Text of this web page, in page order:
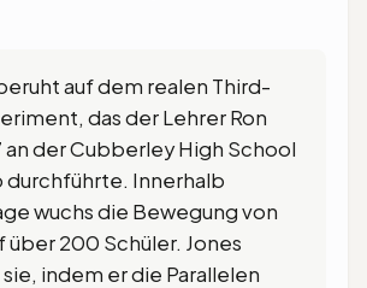
auf dem realen Third-
das der Lehrer Ron
an der Cubberley High School
durchführte. Innerhalb
wuchs die Bewegung von
über 200 Schüler. Jones
indem er die Parallelen